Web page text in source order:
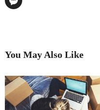
You May Also Like